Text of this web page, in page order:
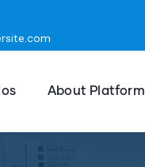
About Platform